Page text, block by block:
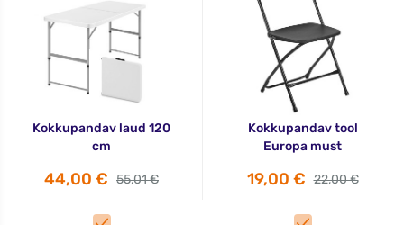
Kokkupandav laud 120
cm
44,00 € 55,01 €
Kokkupandav tool
Europa must
19,00 € 22,00 €